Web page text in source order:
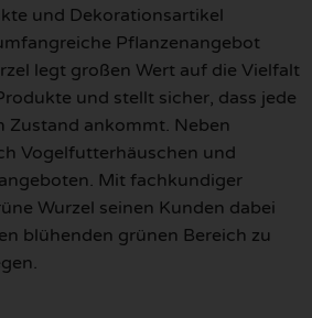
und Dekorationsartikel
Pflanzenangebot
legt großen Wert auf die Vielfalt
und stellt sicher, dass jede
Zustand ankommt. Neben
Vogelfutterhäuschen und
Mit fachkundiger
Wurzel seinen Kunden dabei
blühenden grünen Bereich zu